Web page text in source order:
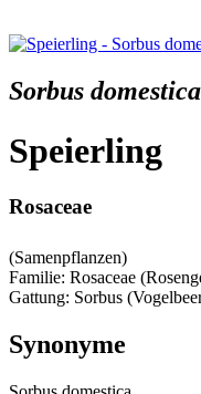
Sorbus domestica
Speierling
Rosaceae
(Samenpflanzen)
Familie: Rosaceae
Gattung: Sorbus
Synonyme